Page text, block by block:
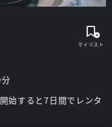
始すると7日間でレンタ